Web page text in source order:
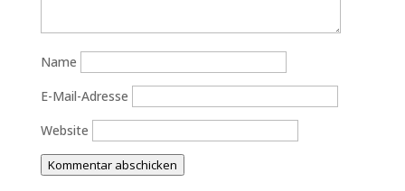
Name
E-Mail-Adresse
Website
Kommentar abschicken